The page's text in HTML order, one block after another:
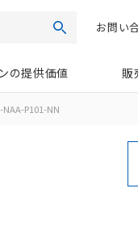
検索お問い
の提供価値 販
P101-NN